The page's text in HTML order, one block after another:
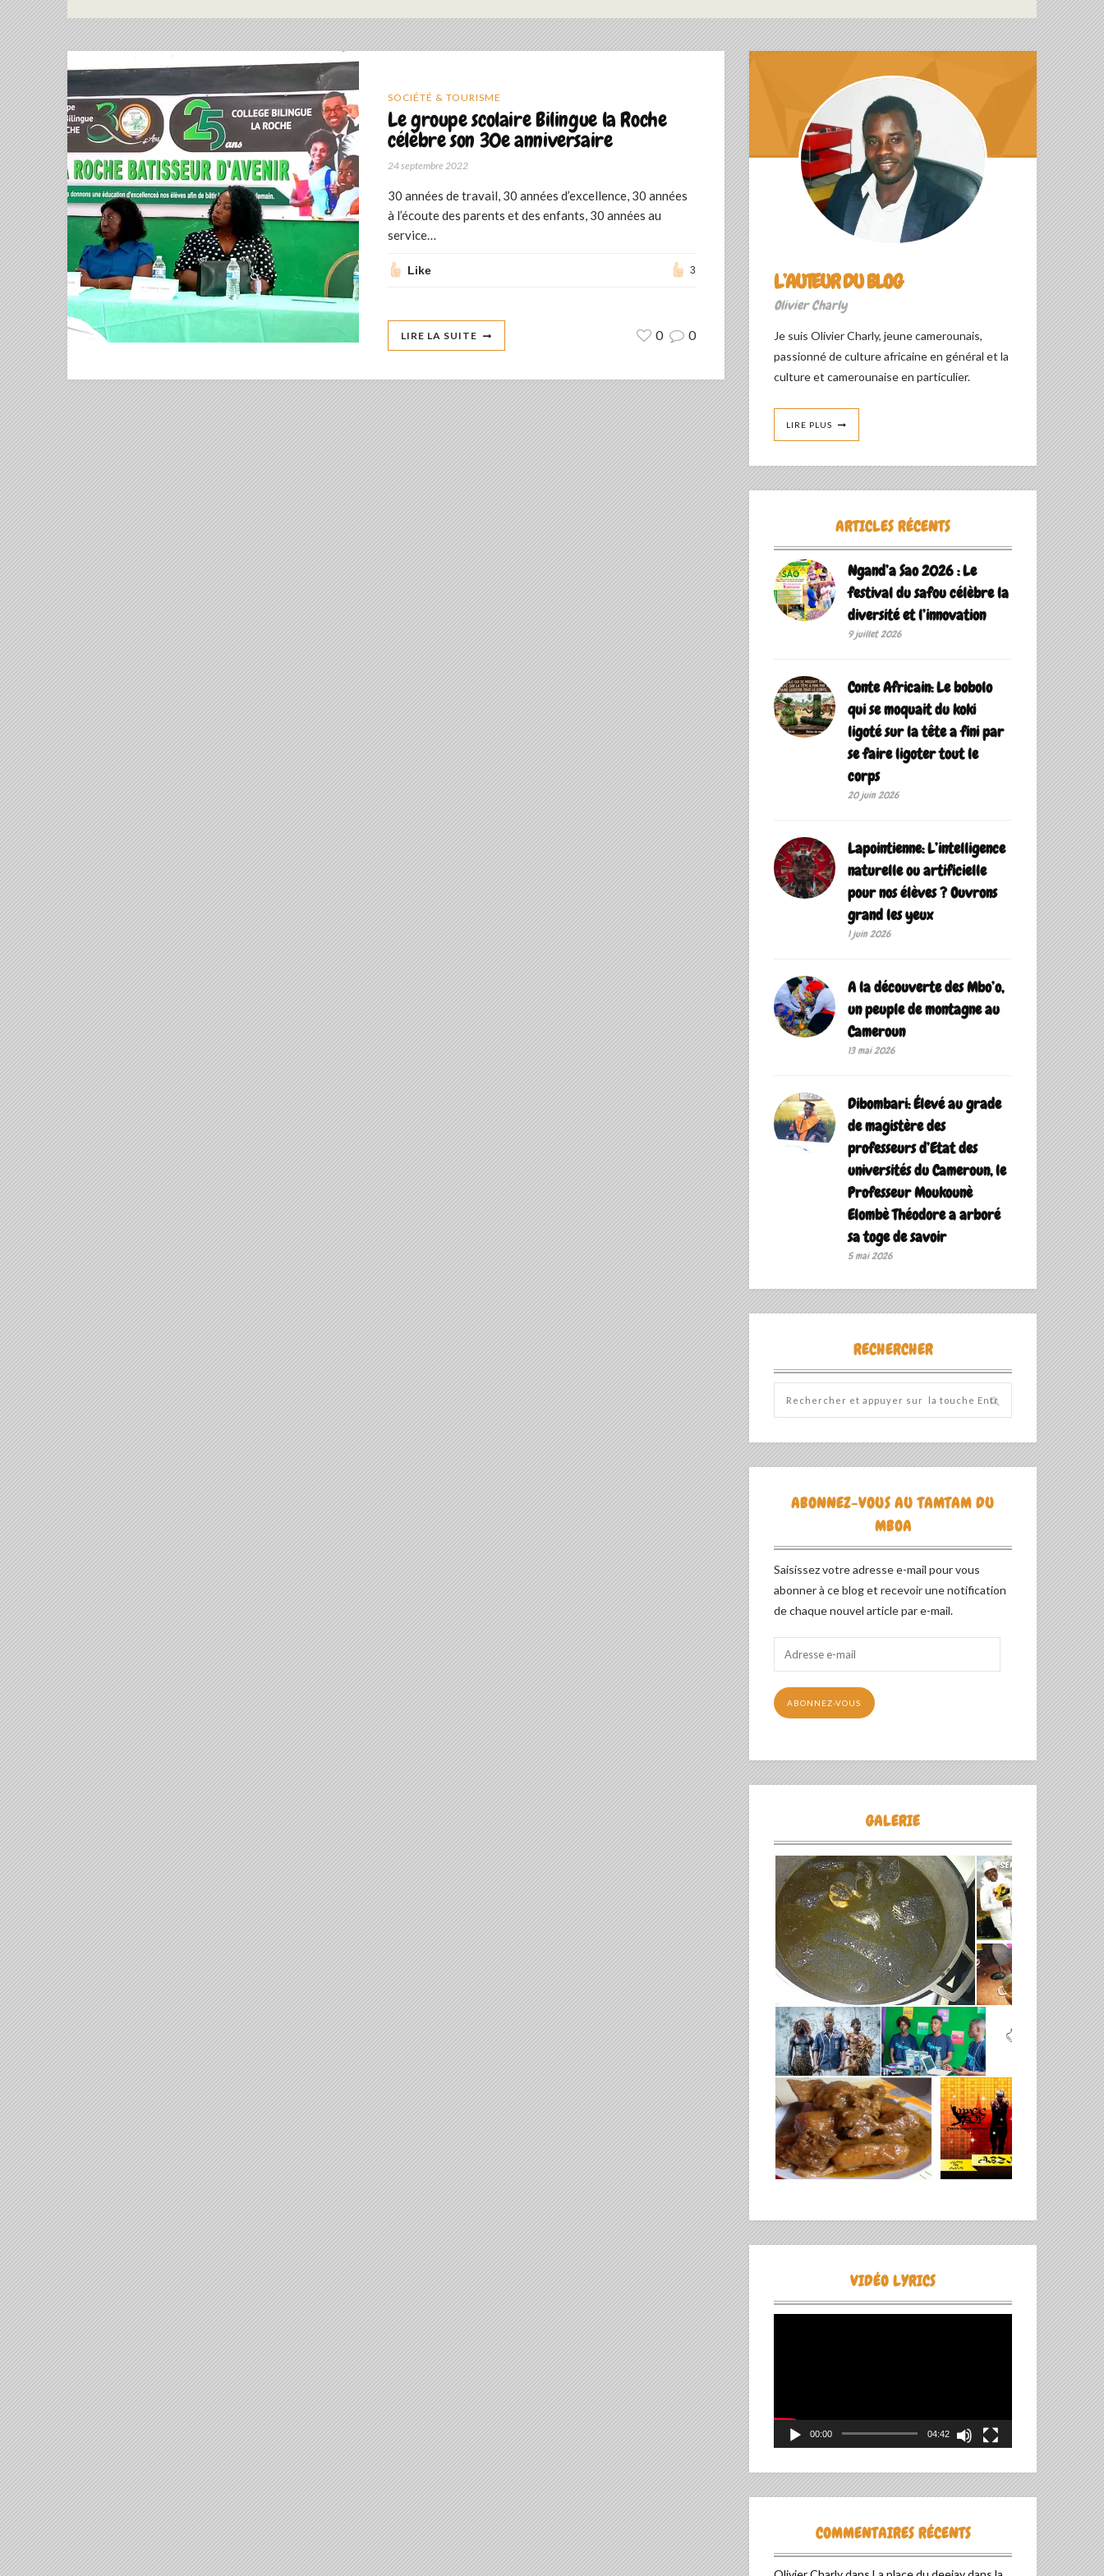
SOCIÉTÉ & TOURISME
Le groupe scolaire Bilingue la Roche
célèbre son 30e anniversaire
24 septembre 2022
30 années de travail, 30 années d’excellence, 30 années
à l’écoute des parents et des enfants, 30 années au
service…
Like 3
LIRE LA SUITE 0 0
L’AUTEUR DU BLOG
Olivier Charly
Je suis Olivier Charly, jeune camerounais,
passionné de culture africaine en général et la
culture et camerounaise en particulier.
LIRE PLUS
ARTICLES RÉCENTS
Ngand’a Sao 2026 : Le
festival du safou célèbre la
diversité et l’innovation
9 juillet 2026
Conte Africain: Le bobolo
qui se moquait du koki
ligoté sur la tête a fini par
se faire ligoter tout le
corps
20 juin 2026
Lapointienne: L’intelligence
naturelle ou artificielle
pour nos élèves ? Ouvrons
grand les yeux
1 juin 2026
A la découverte des Mbo’o,
un peuple de montagne au
Cameroun
13 mai 2026
Dibombari: Élevé au grade
de magistère des
professeurs d’Etat des
universités du Cameroun, le
Professeur Moukounè
Elombè Théodore a arboré
sa toge de savoir ‎
5 mai 2026
RECHERCHER
ABONNEZ-VOUS AU TAMTAM DU
MBOA
Saisissez votre adresse e-mail pour vous
abonner à ce blog et recevoir une notification
de chaque nouvel article par e-mail.
mail
ABONNEZ-VOUS
GALERIE
VIDÉO LYRICS
00:00 04:42
COMMENTAIRES RÉCENTS